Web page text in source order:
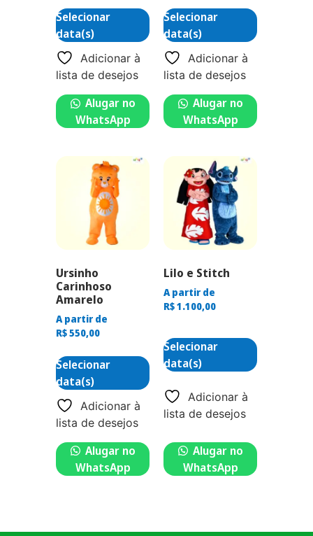
Selecionar
data(s)
Adicionar à
lista de desejos
Alugar no
WhatsApp
Selecionar
data(s)
Adicionar à
lista de desejos
Alugar no
WhatsApp
Ursinho
Carinhoso
Amarelo
A partir de
R$550,00
Selecionar
data(s)
Adicionar à
lista de desejos
Alugar no
WhatsApp
Lilo e Stitch
A partir de
R$1.100,00
Selecionar
data(s)
Adicionar à
lista de desejos
Alugar no
WhatsApp